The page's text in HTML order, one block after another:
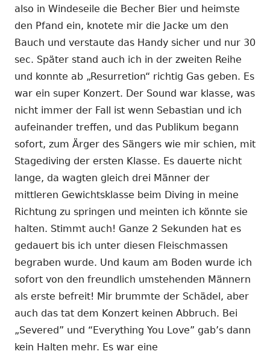
also in Windeseile die Becher Bier und heimste
den Pfand ein, knotete mir die Jacke um den
Bauch und verstaute das Handy sicher und nur 30
sec. Später stand auch ich in der zweiten Reihe
und konnte ab „Resurretion“ richtig Gas geben. Es
war ein super Konzert. Der Sound war klasse, was
nicht immer der Fall ist wenn Sebastian und ich
aufeinander treffen, und das Publikum begann
sofort, zum Ärger des Sängers wie mir schien, mit
Stagediving der ersten Klasse. Es dauerte nicht
lange, da wagten gleich drei Männer der
mittleren Gewichtsklasse beim Diving in meine
Richtung zu springen und meinten ich könnte sie
halten. Stimmt auch! Ganze 2 Sekunden hat es
gedauert bis ich unter diesen Fleischmassen
begraben wurde. Und kaum am Boden wurde ich
sofort von den freundlich umstehenden Männern
als erste befreit! Mir brummte der Schädel, aber
auch das tat dem Konzert keinen Abbruch. Bei
„Severed” und “Everything You Love” gab’s dann
kein Halten mehr. Es war eine